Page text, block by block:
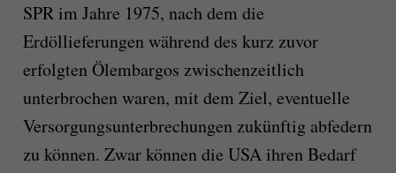
SPR im Jahre 1975, nach dem die
Erdöllieferungen während des kurz zuvor
erfolgten Ölembargos zwischenzeitlich
unterbrochen waren, mit dem Ziel, eventuelle
Versorgungsunterbrechungen zukünftig abfedern
zu können. Zwar können die USA ihren Bedarf